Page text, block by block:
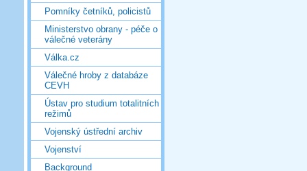
Pomníky četníků, policistů
Ministerstvo obrany - péče o
válečné veterány
Válka.cz
Válečné hroby z databáze
CEVH
Ústav pro studium totalitních
režimů
Vojenský ústřední archiv
Vojenství
Background